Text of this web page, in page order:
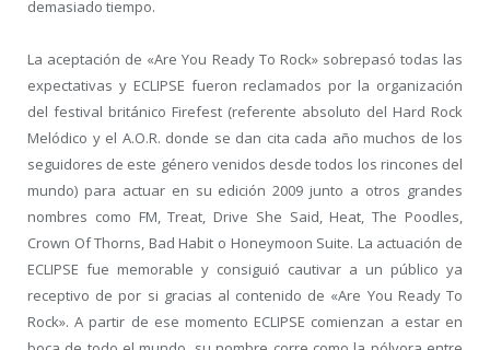
demasiado tiempo.
La aceptación de «Are You Ready To Rock» sobrepasó todas las
expectativas y ECLIPSE fueron reclamados por la organización
del festival británico Firefest (referente absoluto del Hard Rock
Melódico y el A.O.R. donde se dan cita cada año muchos de los
seguidores de este género venidos desde todos los rincones del
mundo) para actuar en su edición 2009 junto a otros grandes
nombres como FM, Treat, Drive She Said, Heat, The Poodles,
Crown Of Thorns, Bad Habit o Honeymoon Suite. La actuación de
ECLIPSE fue memorable y consiguió cautivar a un público ya
receptivo de por si gracias al contenido de «Are You Ready To
Rock». A partir de ese momento ECLIPSE comienzan a estar en